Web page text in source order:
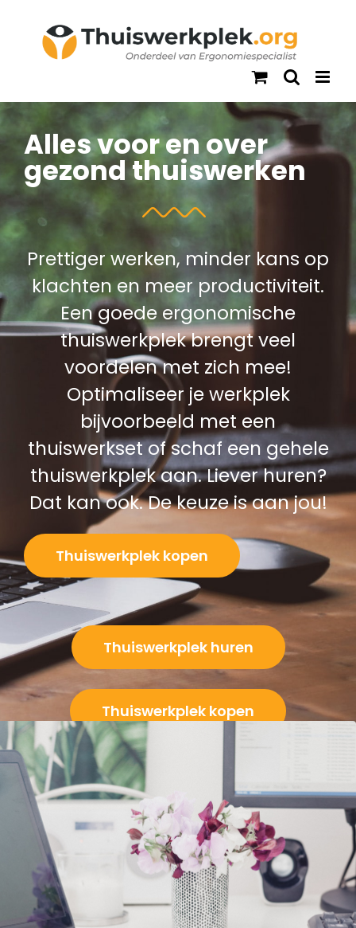
Alles voor en over
gezond thuiswerken
Prettiger werken, minder kans op
klachten en meer productiviteit.
Een goede ergonomische
thuiswerkplek brengt veel
voordelen met zich mee!
Optimaliseer je werkplek
bijvoorbeeld met een
thuiswerkset of schaf een gehele
thuiswerkplek aan. Liever huren?
Dat kan ook. De keuze is aan jou!
Thuiswerkplek kopen
Thuiswerkplek huren
Thuiswerkplek kopen